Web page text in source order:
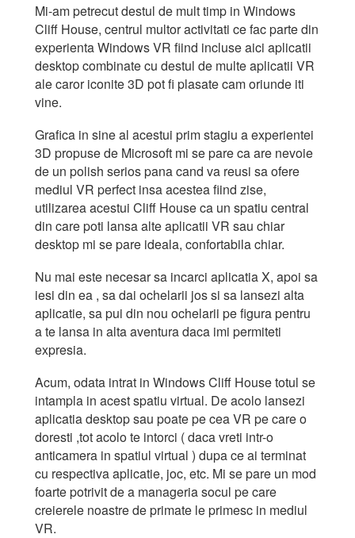
Mi-am petrecut destul de mult timp in Windows
Cliff House, centrul multor activitati ce fac parte din
experienta Windows VR fiind incluse aici aplicatii
desktop combinate cu destul de multe aplicatii VR
ale caror iconite 3D pot fi plasate cam oriunde iti
vine.
Grafica in sine al acestui prim stagiu a experientei
3D propuse de Microsoft mi se pare ca are nevoie
de un polish serios pana cand va reusi sa ofere
mediul VR perfect insa acestea fiind zise,
utilizarea acestui Cliff House ca un spatiu central
din care poti lansa alte aplicatii VR sau chiar
desktop mi se pare ideala, confortabila chiar.
Nu mai este necesar sa incarci aplicatia X, apoi sa
iesi din ea , sa dai ochelarii jos si sa lansezi alta
aplicatie, sa pui din nou ochelarii pe figura pentru
a te lansa in alta aventura daca imi permiteti
expresia.
Acum, odata intrat in Windows Cliff House totul se
intampla in acest spatiu virtual. De acolo lansezi
aplicatia desktop sau poate pe cea VR pe care o
doresti ,tot acolo te intorci ( daca vreti intr-o
anticamera in spatiul virtual ) dupa ce ai terminat
cu respectiva aplicatie, joc, etc. Mi se pare un mod
foarte potrivit de a manageria socul pe care
creierele noastre de primate le primesc in mediul
VR.